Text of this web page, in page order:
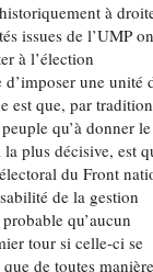
à
issues de l’UMP
à l’élection
d’imposer une unité
est que, par
qu’à donner le
plus décisive, est
du Front
de la gestion
qu’aucun
tour si celle-ci se
de toutes